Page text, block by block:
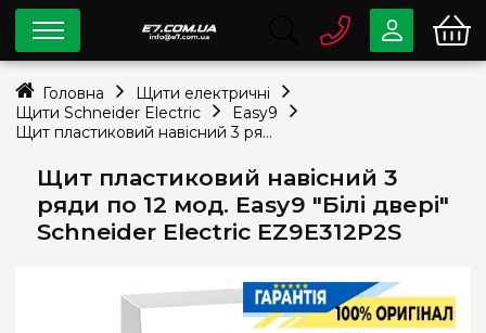
Щит пластиковий навісний 3
ряди по 12 мод. Easy9 "Білі двері"
Schneider Electric EZ9E312P2S
0 800
info@e7.com.ua
334-79-78
Viber Telegram
Головна
Щити електричні
Щити Schneider Electric
Easy9
Щит пластиковий навісний 3 ряди по 12 мод. Easy9 "Білі двері" Schneider Electric EZ9E312P2S